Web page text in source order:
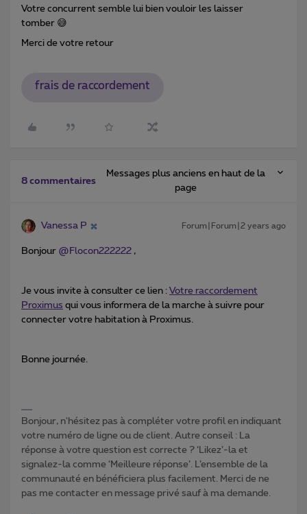
Votre concurrent semble lui bien vouloir les laisser
tomber 😅
Merci de votre retour
frais de raccordement
8 commentaires
Messages plus anciens en haut de la
page
Vanessa P Forum|Forum|2 years ago
Bonjour @Flocon222222 ,
Je vous invite à consulter ce lien : Votre raccordement
Proximus qui vous informera de la marche à suivre pour
connecter votre habitation à Proximus.
Bonne journée.
Bonjour, n'hésitez pas à compléter votre profil en indiquant
votre numéro de ligne ou de client. Autre conseil : La
réponse à votre question est correcte ? ‘Likez’-la et
signalez-la comme ‘Meilleure réponse’. L’ensemble de la
communauté en bénéficiera plus facilement. Merci de ne
pas me contacter en message privé sauf à ma demande.